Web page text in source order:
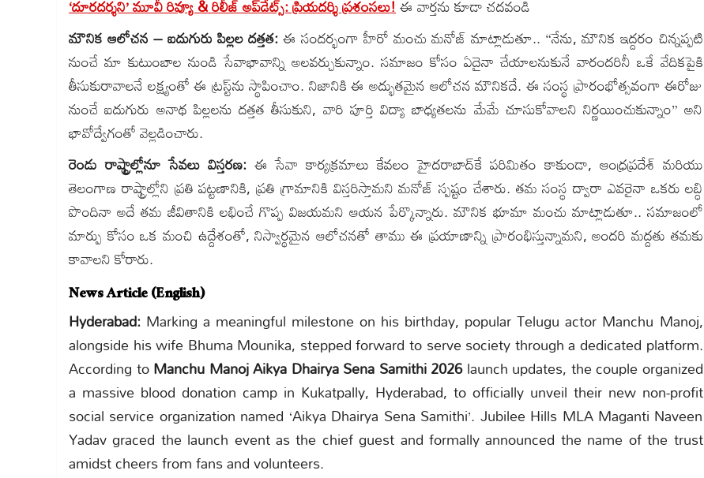
‘దూరదర్శని’ మూవీ రివ్యూ & రిలీజ్ అప్‌డేట్స్: ప్రియదర్శి ప్రశంసలు!ఈ వార్తను కూడా చదవండి
మౌనిక ఆలోచన – ఐదుగురు పిల్లల దత్తత:ఈ సందర్భంగా హీరో మంచు మనోజ్ మాట్లాడుతూ.. “నేను, మౌనిక ఇద్దరం చిన్నప్పటి
నుంచే మా కుటుంబాల నుండి సేవాభావాన్ని అలవర్చుకున్నాం. సమాజం కోసం ఏదైనా చేయాలనుకునే వారందరినీ ఒకే వేదికపైకి
తీసుకురావాలనే లక్ష్యంతో ఈ ట్రస్ట్‌ను స్థాపించాం. నిజానికి ఈ అద్భుతమైన ఆలోచన మౌనికదే. ఈ సంస్థ ప్రారంభోత్సవంగా ఈరోజు
నుంచే ఐదుగురు అనాథ పిల్లలను దత్తత తీసుకుని, వారి పూర్తి విద్యా బాధ్యతలను మేమే చూసుకోవాలని నిర్ణయించుకున్నాం” అని
భావోద్వేగంతో వెల్లడించారు.
రెండు రాష్ట్రాల్లోనూ సేవలు విస్తరణ:ఈ సేవా కార్యక్రమాలు కేవలం హైదరాబాద్‌కే పరిమితం కాకుండా, ఆంధ్రప్రదేశ్ మరియు
తెలంగాణ రాష్ట్రాల్లోని ప్రతి పట్టణానికి, ప్రతి గ్రామానికి విస్తరిస్తామని మనోజ్ స్పష్టం చేశారు. తమ సంస్థ ద్వారా ఎవరైనా ఒకరు లబ్ధి
పొందినా అదే తమ జీవితానికి లభించే గొప్ప విజయమని ఆయన పేర్కొన్నారు. మౌనిక భూమా మంచు మాట్లాడుతూ.. సమాజంలో
మార్పు కోసం ఒక మంచి ఉద్దేశంతో, నిస్వార్థమైన ఆలోచనతో తాము ఈ ప్రయాణాన్ని ప్రారంభిస్తున్నామని, అందరి మద్దతు తమకు
కావాలని కోరారు.
News Article (English)
Hyderabad: Marking a meaningful milestone on his birthday, popular Telugu actor Manchu Manoj,
alongside his wife Bhuma Mounika, stepped forward to serve society through a dedicated platform.
According toManchu Manoj Aikya Dhairya Sena Samithi 2026launch updates, the couple organized
a massive blood donation camp in Kukatpally, Hyderabad, to officially unveil their new non-profit
social service organization named ‘Aikya Dhairya Sena Samithi’. Jubilee Hills MLA Maganti Naveen
Yadav graced the launch event as the chief guest and formally announced the name of the trust
amidst cheers from fans and volunteers.